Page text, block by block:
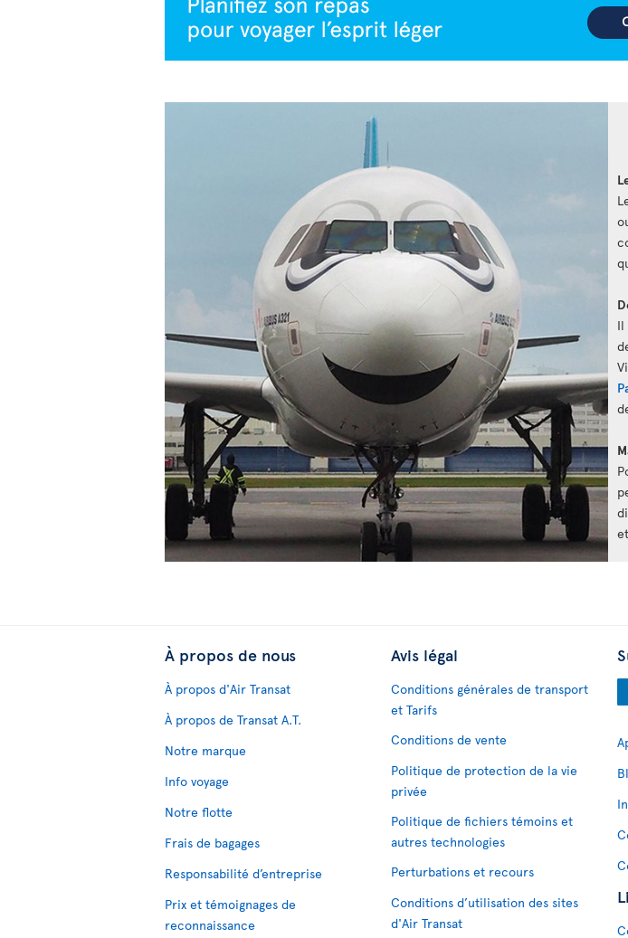
Il
À propos de nous
À propos d'Air Transat
À propos de Transat A.T.
Notre marque
Info voyage
Notre flotte
Frais de bagages
Responsabilité d’entreprise
Prix et témoignages de
reconnaissance
Avis légal
Conditions générales de transport
et Tarifs
Conditions de vente
Politique de protection de la vie
privée
Politique de fichiers témoins et
autres technologies
Perturbations et recours
Conditions d’utilisation des sites
d'Air Transat